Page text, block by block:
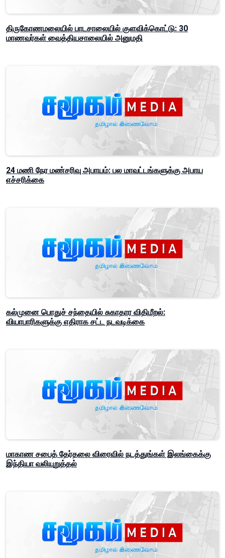
திருகோணமலையில் பாடசாலையில் குளவிக்கொட்டு: 30
மாணவர்கள் வைத்தியசாலையில் அனுமதி
24 மணி நேர மண்சரிவு அபாயம்: பல மாவட்டங்களுக்கு அபாய
எச்சரிக்கை
கல்முனை பொதுச் சந்தையில் சுகாதார விதிமீறல்:
வியாபாரிகளுக்கு எதிராக சட்ட நடவடிக்கை
மாகாண சபைத் தேர்தலை விரைவில் நடத்துங்கள் இலங்கைக்கு
இந்தியா வலியுறுத்தல்